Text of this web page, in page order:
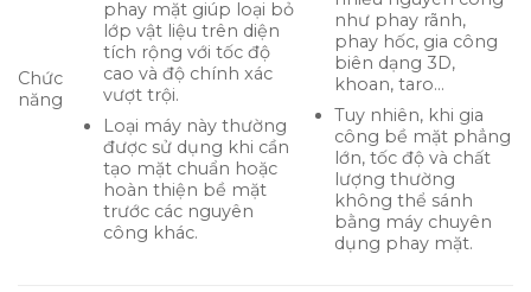
Chức
năng
phay mặt giúp loại bỏ
lớp vật liệu trên diện
tích rộng với tốc độ
cao và độ chính xác
vượt trội.
Loại máy này thường
được sử dụng khi cần
tạo mặt chuẩn hoặc
hoàn thiện bề mặt
trước các nguyên
công khác.
như phay rãnh,
phay hốc, gia công
biên dạng 3D,
khoan, taro…
Tuy nhiên, khi gia
công bề mặt phẳng
lớn, tốc độ và chất
lượng thường
không thể sánh
bằng máy chuyên
dụng phay mặt.